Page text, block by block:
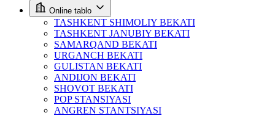
Online tablo
TASHKENT SHIMOLIY BEKATI
TASHKENT JANUBIY BEKATI
SAMARQAND BEKATI
URGANCH BEKATI
GULISTAN BEKATI
ANDIJON BEKATI
SHOVOT BEKATI
POP STANSIYASI
ANGREN STANTSIYASI